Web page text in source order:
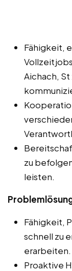
Fähigkeit,
Aichach,
zu
leisten.
Fähigkeit,
schnell zu
erarbeiten.
Proaktive